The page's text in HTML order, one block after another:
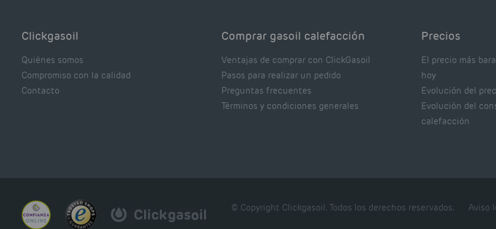
Clickgasoil
Quiénes somos
Compromiso con la calidad
Contacto
Comprar gasoil calefacción
Ventajas de comprar con ClickGasoil
Pasos para realizar un pedido
Preguntas frecuentes
Términos y condiciones generales
Precios
El precio más
hoy
Evolución del
Evolución del
calefacción
© Copyright Clickgasoil. Todos los derechos reservados. Aviso